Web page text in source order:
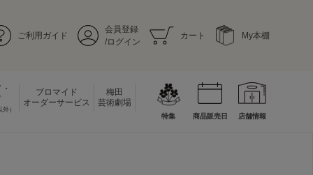
ご利用ガイド
会員登録
/ログイン
カート My本棚
）
ブロマイド
オーダーサービス
梅田
芸術劇場
特集 商品販売日 店舗情報